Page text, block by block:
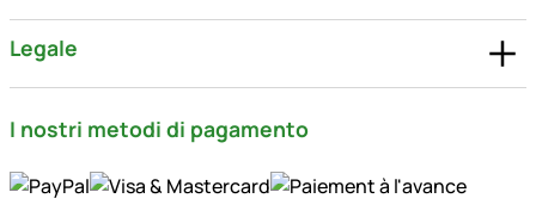
Legale
I nostri metodi di pagamento